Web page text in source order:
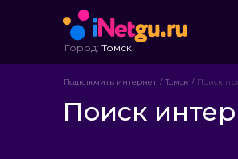
Город: Томск
Подключить интернет Томск Поиск
Поиск